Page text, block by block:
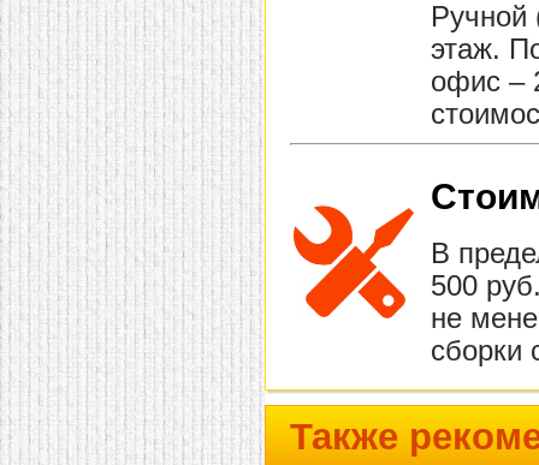
Ручной
этаж.
офис –
В
500
не
сборки
Также